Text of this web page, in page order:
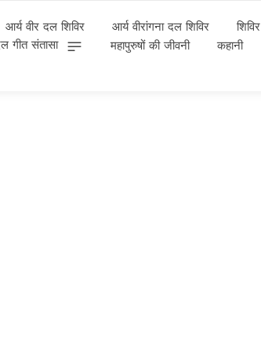
आर्य वीर दल शिविर आर्य वीरांगना दल शिविर शिविर
गीत संतासा महापुरुषों की जीवनी कहानी